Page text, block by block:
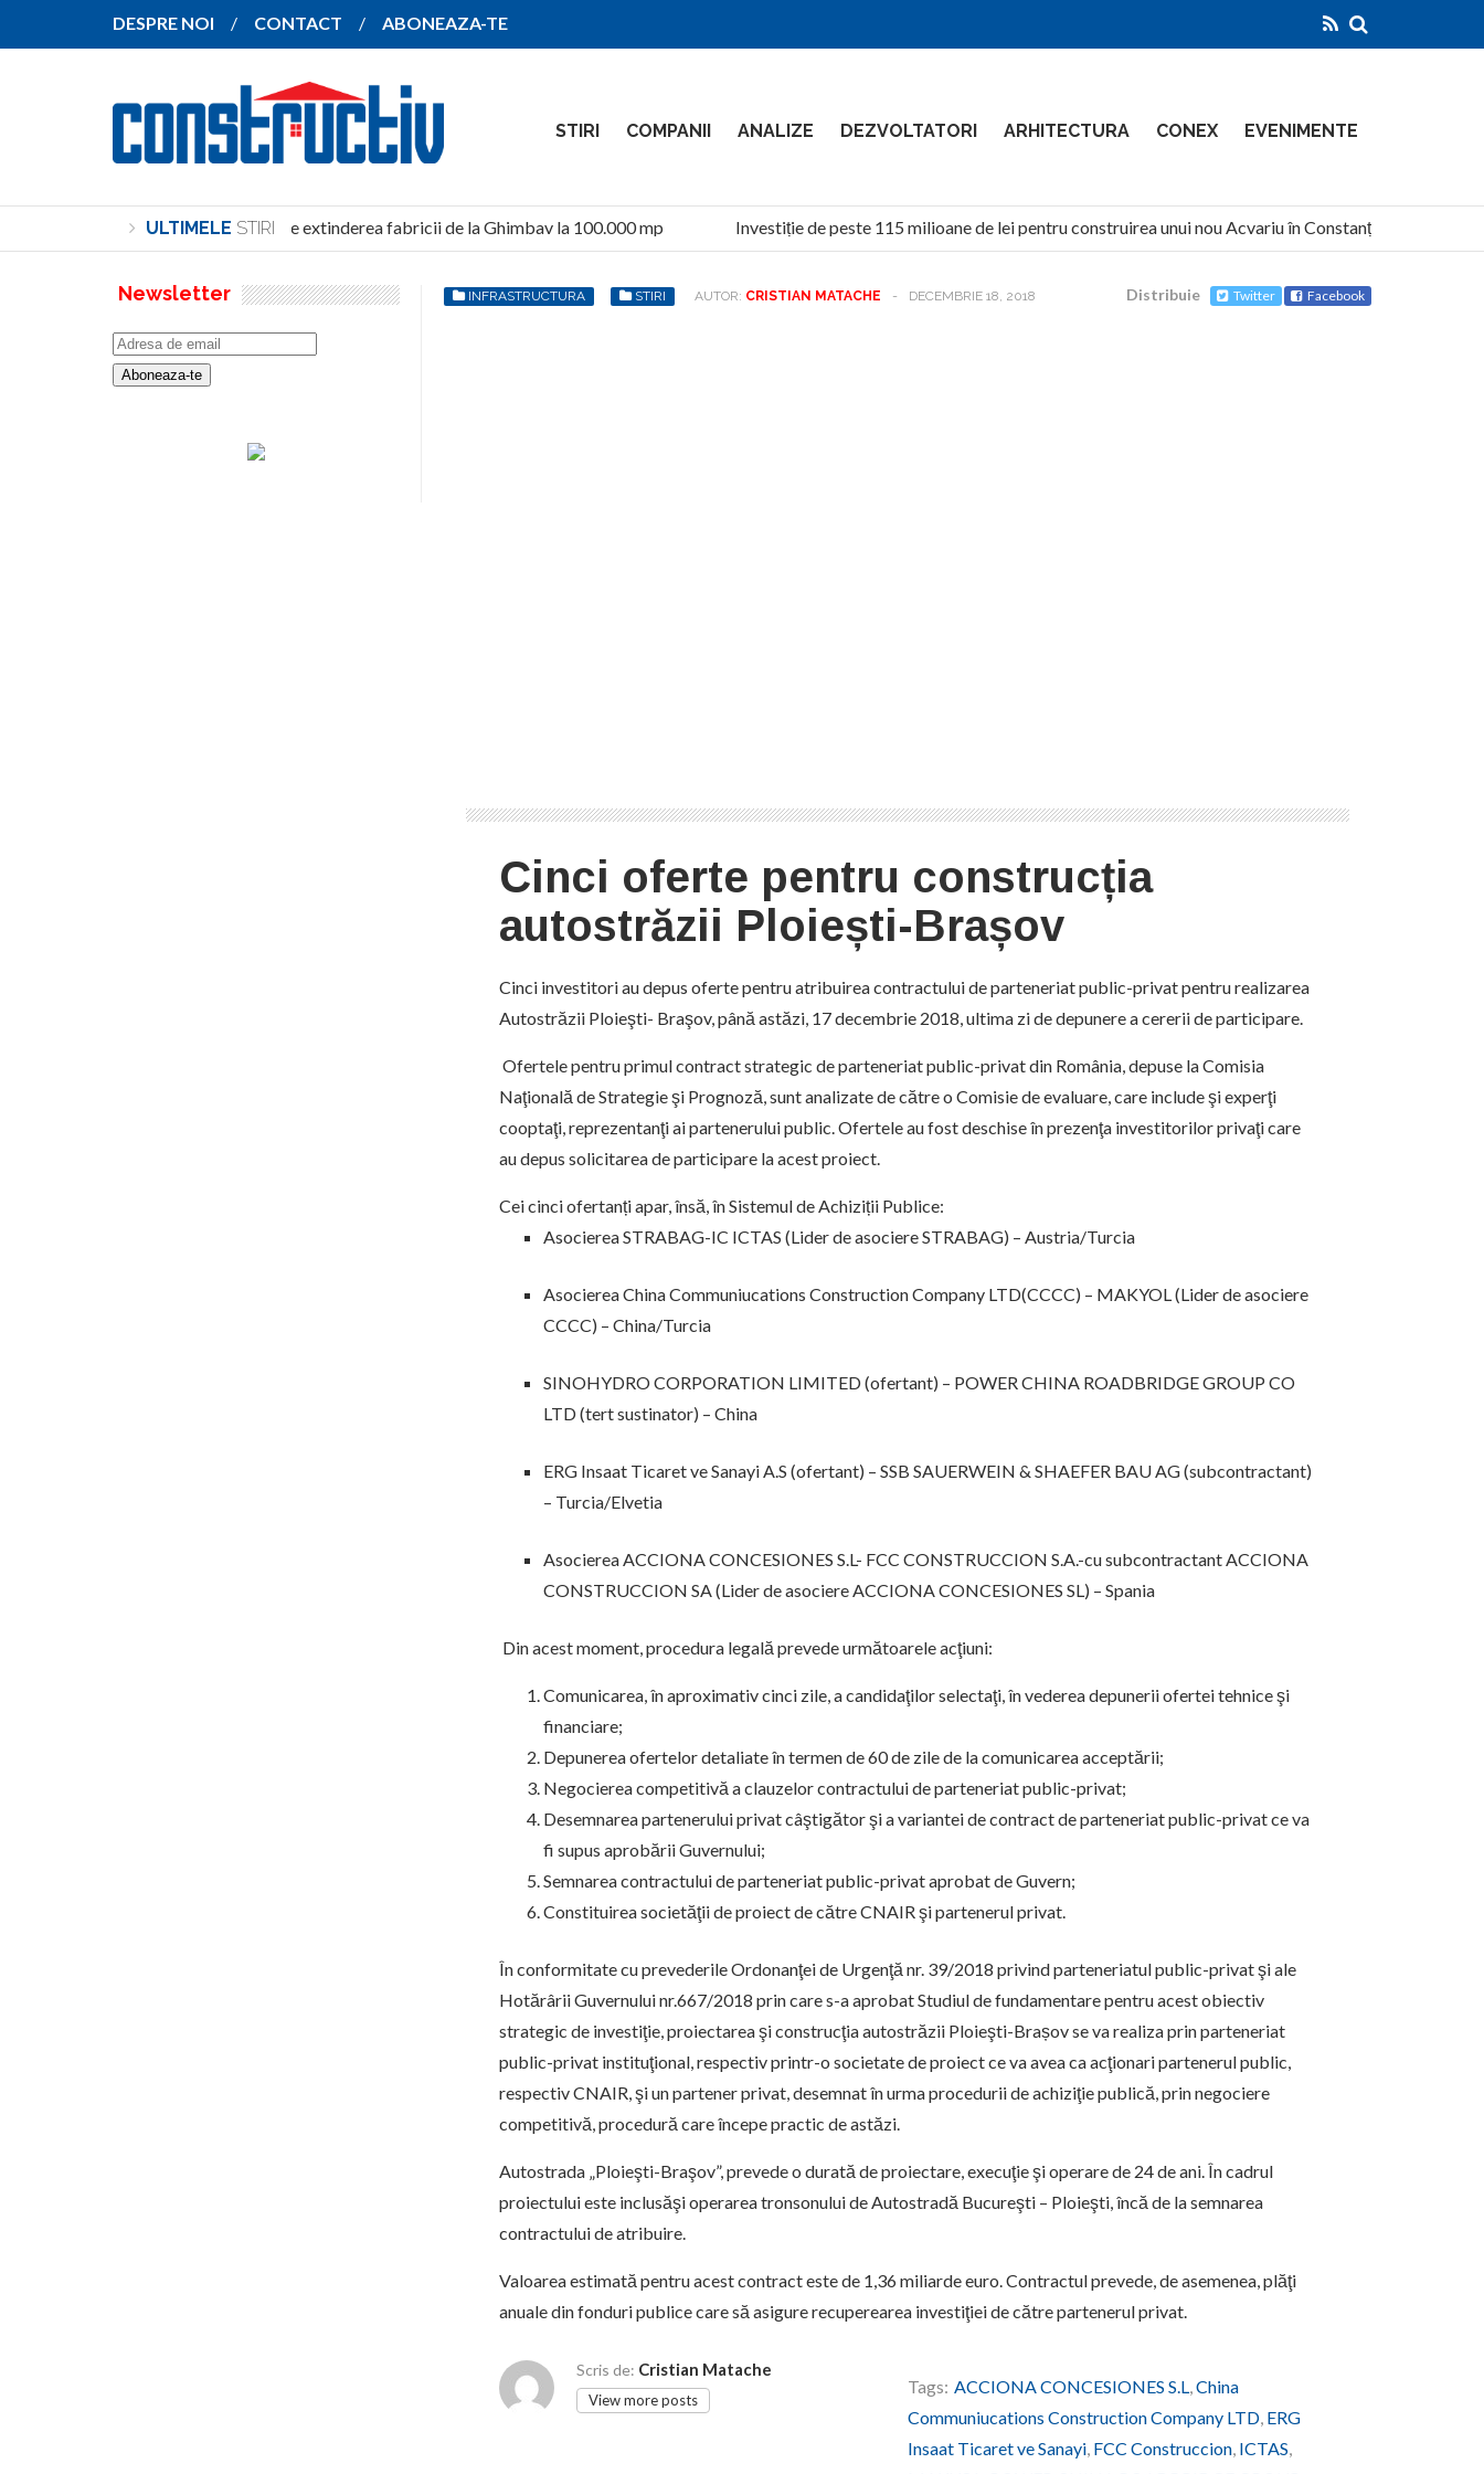
DESPRE NOI CONTACT ABONEAZA-TE
STIRI COMPANII ANALIZE DEZVOLTATORI ARHITECTURA CONEX EVENIMENTE
ULTIMELE STIRI
SANY pregătește extinderea fabricii de la Ghimbav la 100.000 mp Investiție de peste 115 milioane de lei pentru construirea unui nou Acvariu în Constanța
INFRASTRUCTURA STIRI AUTOR: CRISTIAN MATACHE - DECEMBRIE 18, 2018 Distribuie Twitter Facebook
Cinci oferte pentru construcția
autostrăzii Ploiești-Brașov
Cinci investitori au depus oferte pentru atribuirea contractului de parteneriat public-privat pentru realizarea
Autostrăzii Ploieşti- Braşov, până astăzi, 17 decembrie 2018, ultima zi de depunere a cererii de participare.
Ofertele pentru primul contract strategic de parteneriat public-privat din România, depuse la Comisia
Naţională de Strategie şi Prognoză, sunt analizate de către o Comisie de evaluare, care include şi experţi
cooptaţi, reprezentanţi ai partenerului public. Ofertele au fost deschise în prezenţa investitorilor privaţi care
au depus solicitarea de participare la acest proiect.
Cei cinci ofertanți apar, însă, în Sistemul de Achiziții Publice:
Asocierea STRABAG-IC ICTAS (Lider de asociere STRABAG) – Austria/Turcia
Asocierea China Communiucations Construction Company LTD(CCCC) – MAKYOL (Lider de asociere
CCCC) – China/Turcia
SINOHYDRO CORPORATION LIMITED (ofertant) – POWER CHINA ROADBRIDGE GROUP CO
LTD (tert sustinator) – China
ERG Insaat Ticaret ve Sanayi A.S (ofertant) – SSB SAUERWEIN & SHAEFER BAU AG (subcontractant)
– Turcia/Elvetia
Asocierea ACCIONA CONCESIONES S.L- FCC CONSTRUCCION S.A.-cu subcontractant ACCIONA
CONSTRUCCION SA (Lider de asociere ACCIONA CONCESIONES SL) – Spania
Din acest moment, procedura legală prevede următoarele acţiuni:
Comunicarea, în aproximativ cinci zile, a candidaţilor selectaţi, în vederea depunerii ofertei tehnice şi
financiare;
Depunerea ofertelor detaliate în termen de 60 de zile de la comunicarea acceptării;
Negocierea competitivă a clauzelor contractului de parteneriat public-privat;
Desemnarea partenerului privat câştigător şi a variantei de contract de parteneriat public-privat ce va
fi supus aprobării Guvernului;
Semnarea contractului de parteneriat public-privat aprobat de Guvern;
Constituirea societăţii de proiect de către CNAIR şi partenerul privat.
În conformitate cu prevederile Ordonanţei de Urgenţă nr. 39/2018 privind parteneriatul public-privat şi ale
Hotărârii Guvernului nr.667/2018 prin care s-a aprobat Studiul de fundamentare pentru acest obiectiv
strategic de investiţie, proiectarea şi construcţia autostrăzii Ploieşti-Brașov se va realiza prin parteneriat
public-privat instituţional, respectiv printr-o societate de proiect ce va avea ca acţionari partenerul public,
respectiv CNAIR, şi un partener privat, desemnat în urma procedurii de achiziţie publică, prin negociere
competitivă, procedură care începe practic de astăzi.
Autostrada „Ploieşti-Braşov”, prevede o durată de proiectare, execuţie şi operare de 24 de ani. În cadrul
proiectului este inclusăşi operarea tronsonului de Autostradă Bucureşti – Ploieşti, încă de la semnarea
contractului de atribuire.
Valoarea estimată pentru acest contract este de 1,36 miliarde euro. Contractul prevede, de asemenea, plăţi
anuale din fonduri publice care să asigure recuperearea investiţiei de către partenerul privat.
Scris de: Cristian Matache
View more posts
Tags: ACCIONA CONCESIONES S.L China
Communiucations Construction Company LTD ERG
Insaat Ticaret ve Sanayi FCC Construccion ICTAS
Newsletter